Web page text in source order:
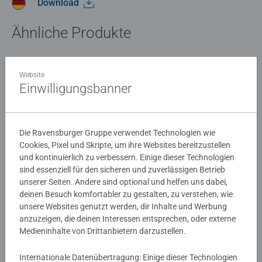
wertvolle Hinweise zur Lösung des Falls liefern. Dann ist
gefragt! Zusammen mit den beiliegenden Spielkarten und
nach und nach den Tathergang und können Täter,
Tatmotiv und Tatwaffe ausfindig machen. Auch ideal als
gemeinsamer Puzzle- und Ermittlungsspaß! Dabei muss
Crime kann erneut gespielt werden.
Download
Ähnliche Produkte
Bewertungen (79)
Durchschnittliche Bewertung 4,8 von 5 Sternen.
Bewertungen
Richtlinien für Bewertungen
Website
Einwilligungsbanner
Die Ravensburger Gruppe verwendet Technologien wie
Cookies, Pixel und Skripte, um ihre Websites bereitzustellen
und kontinuierlich zu verbessern. Einige dieser Technologien
sind essenziell für den sicheren und zuverlässigen Betrieb
unserer Seiten. Andere sind optional und helfen uns dabei,
deinen Besuch komfortabler zu gestalten, zu verstehen, wie
unsere Websites genutzt werden, dir Inhalte und Werbung
anzuzeigen, die deinen Interessen entsprechen, oder externe
Medieninhalte von Drittanbietern darzustellen.
Internationale Datenübertragung: Einige dieser Technologien